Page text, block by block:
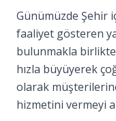
Günümüzde Şehir
faaliyet gösteren
bulunmakla
hızla büyüyerek
olarak
hizmetini vermeyi